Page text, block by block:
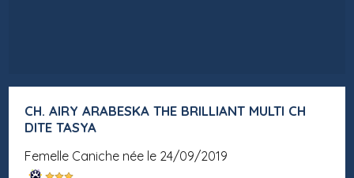
CH. AIRY ARABESKA THE BRILLIANT MULTI CH
DITE TASYA
femelle Caniche née le 24/09/2019